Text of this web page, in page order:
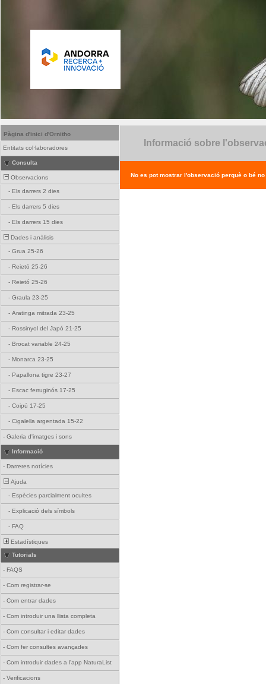
Pàgina d'inici d'Ornitho
Entitats col·laboradores
Consulta
Observacions
- Els darrers 2 dies
- Els darrers 5 dies
- Els darrers 15 dies
Dades i anàlisis
- Grua 25-26
- Reietó 25-26
- Reietó 25-26
- Graula 23-25
- Aratinga mitrada 23-25
- Rossinyol del Japó 21-25
- Brocat variable 24-25
- Monarca 23-25
- Papallona tigre 23-27
- Escac ferruginós 17-25
- Coipú 17-25
- Cigalella argentada 15-22
- Galeria d'imatges i sons
Informació
- Darreres notícies
Ajuda
- Espècies parcialment ocultes
- Explicació dels símbols
- FAQ
Estadístiques
Tutorials
- FAQS
- Com registrar-se
- Com entrar dades
- Com introduir una llista completa
- Com consultar i editar dades
- Com fer consultes avançades
- Com introduir dades a l'app NaturaList
- Verificacions
Informació sobre
No es pot mostrar l'observació perquè o bé